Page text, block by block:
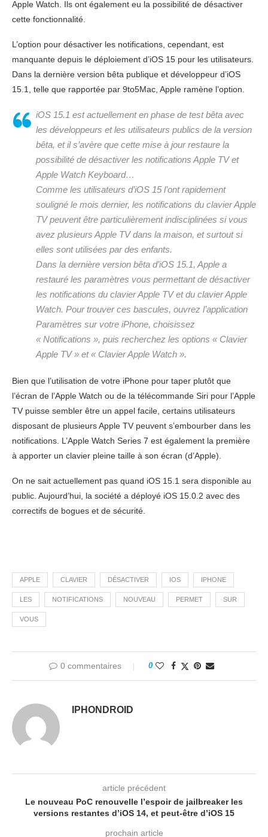
Apple Watch. Ils ont également eu la possibilité de désactiver
cette fonctionnalité.
L’option pour désactiver les notifications, cependant, est
manquante depuis le déploiement d’iOS 15 pour les utilisateurs.
Dans la dernière version bêta publique et développeur d’iOS
15.1, telle que rapportée par 9to5Mac, Apple ramène l’option.
iOS 15.1 est actuellement en phase de test bêta avec
les développeurs et les utilisateurs publics de la version
bêta, et il s’avère que cette mise à jour restaure la
possibilité de désactiver les notifications Apple TV et
Apple Watch Keyboard…
Comme les utilisateurs d’iOS 15 l’ont rapidement
souligné le mois dernier, les notifications du clavier Apple
TV peuvent être particulièrement indisciplinées si vous
avez plusieurs Apple TV dans la maison, et surtout si
elles sont utilisées par des enfants.
Dans la dernière version bêta d’iOS 15.1, Apple a
restauré les paramètres vous permettant de désactiver
les notifications du clavier Apple TV et du clavier Apple
Watch. Pour trouver ces bascules, ouvrez l’application
Paramètres sur votre iPhone, choisissez
« Notifications », puis recherchez les options « Clavier
Apple TV » et « Clavier Apple Watch ».
Bien que l’utilisation de votre iPhone pour taper plutôt que
l’écran de l’Apple Watch ou de la télécommande Siri pour l’Apple
TV puisse sembler être un appel facile, certains utilisateurs
disposant de plusieurs Apple TV peuvent s’embourber dans les
notifications. L’Apple Watch Series 7 est également la première
à apporter un clavier pleine taille à son écran (d’Apple).
On ne sait actuellement pas quand iOS 15.1 sera disponible au
public. Aujourd’hui, la société a déployé iOS 15.0.2 avec des
correctifs de bogues et de sécurité.
APPLE CLAVIER DÉSACTIVER IOS IPHONE
LES NOTIFICATIONS NOUVEAU PERMET SUR
VOUS
0 commentaires 0
IPHONDROID
article précédent
Le nouveau PoC renouvelle l’espoir de jailbreaker les
versions restantes d’iOS 14, et peut-être d’iOS 15
prochain article